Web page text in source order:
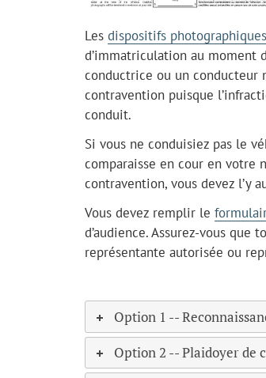
Les dispositifs
d’immatriculation au moment
conductrice ou un conducteur
contravention puisque
conduit.
Si vous ne conduisiez pas le
comparaisse en cour en votre
contravention, vous devez l’y
Vous devez remplir le
d’audience. Assurez-vous
représentante autorisée ou
Option 1 --
Option 2 -- Plaidoyer de